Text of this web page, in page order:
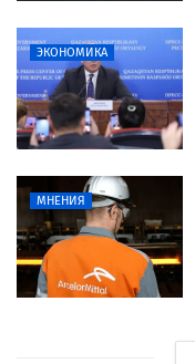
ЭКОНОМИКА
МНЕНИЯ